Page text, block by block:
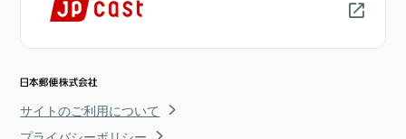
サイトのご利用について